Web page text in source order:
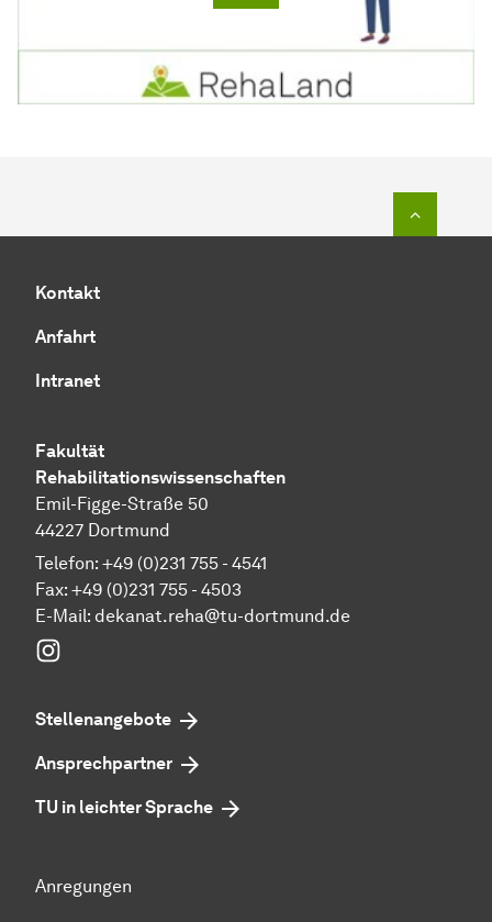
Kontakt
Anfahrt
Intranet
Fakultät
Rehabilitationswissenschaften
Emil-Figge-Straße 50
44227 Dortmund
Telefon: +49 (0)231 755 - 4541
Fax: +49 (0)231 755 - 4503
E-Mail: dekanat.reha@tu-dortmund.de
Stellenangebote
Ansprechpartner
TU in leichter Sprache
Anregungen